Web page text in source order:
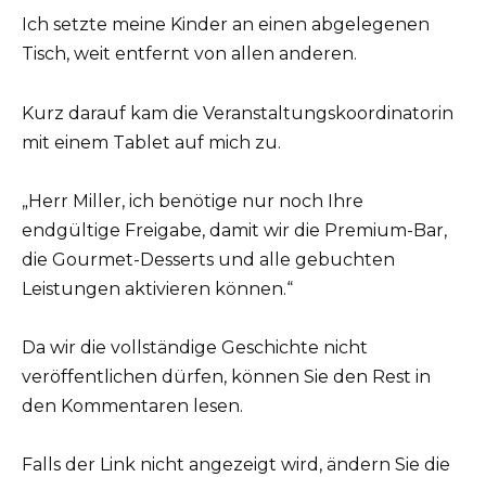
Ich setzte meine Kinder an einen abgelegenen
Tisch, weit entfernt von allen anderen.
Kurz darauf kam die Veranstaltungskoordinatorin
mit einem Tablet auf mich zu.
„Herr Miller, ich benötige nur noch Ihre
endgültige Freigabe, damit wir die Premium-Bar,
die Gourmet-Desserts und alle gebuchten
Leistungen aktivieren können.“
Da wir die vollständige Geschichte nicht
veröffentlichen dürfen, können Sie den Rest in
den Kommentaren lesen.
Falls der Link nicht angezeigt wird, ändern Sie die